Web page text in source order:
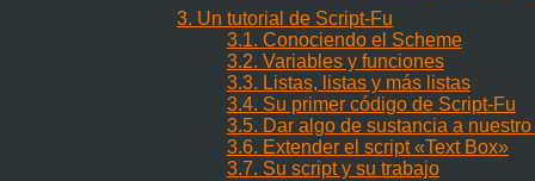
3. Un tutorial de Script-Fu
3.1. Conociendo el Scheme
3.2. Variables y funciones
3.3. Listas, listas y más listas
3.4. Su primer código de Script-Fu
3.5. Dar algo de sustancia a nuestro
3.6. Extender el script «Text Box»
3.7. Su script y su trabajo